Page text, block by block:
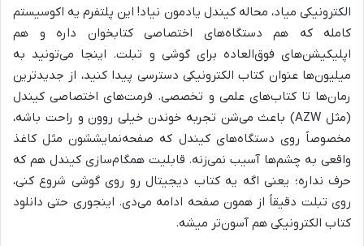
الکترونیکی میاد، محاله کیندل یادمون نیاد! این پلتفرم یه اکوسیستم
کامله که هم دستگاه‌های اختصاصی کتابخوان داره و هم
اپلیکیشن‌های فوق‌العاده برای گوشی و تبلت. اینجا می‌تونید به
میلیون‌ها عنوان کتاب الکترونیکی دسترسی پیدا کنید، از جدیدترین
رمان‌ها تا کتاب‌های علمی و تخصصی. فرمت‌های اختصاصی کیندل
(مثل AZW) باعث می‌شن تجربه خوندن خیلی روون و راحت باشه،
مخصوصاً روی دستگاه‌های کیندل که صفحه‌نمایششون مثل کاغذ
واقعی به چشم‌ها آسیب نمی‌زنه. قابلیت همگام‌سازی کیندل هم که
حرف نداره؛ یعنی اگه یه کتاب دیجیتال رو روی گوشی شروع کنی،
روی تبلت دقیقاً از همون صفحه ادامه می‌دی. اینجوری حتی دانلود
کتاب الکترونیکی هم آسون‌تر میشه.